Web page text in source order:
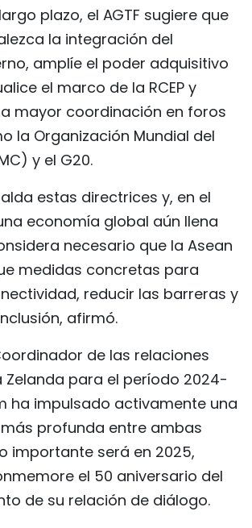
plazo, el AGTF sugiere que
la integración del
amplíe el poder adquisitivo
el marco de la RCEP y
mayor coordinación en foros
la Organización Mundial del
y el G20.
estas directrices y, en el
economía global aún llena
necesario que la Asean
medidas concretas para
reducir las barreras y
afirmó.
de las relaciones
Zelanda para el período 2024-
ha impulsado activamente una
profunda entre ambas
importante será en 2025,
el 50 aniversario del
de su relación de diálogo.